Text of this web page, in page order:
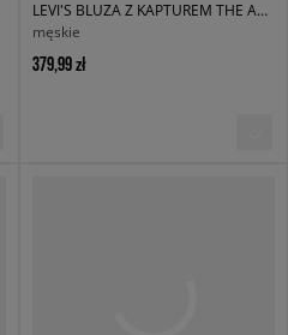
LEVI'S BLUZA Z KAPTUREM THE AUTHENTIC HOODIE BLUES
męskie
379,99 zł